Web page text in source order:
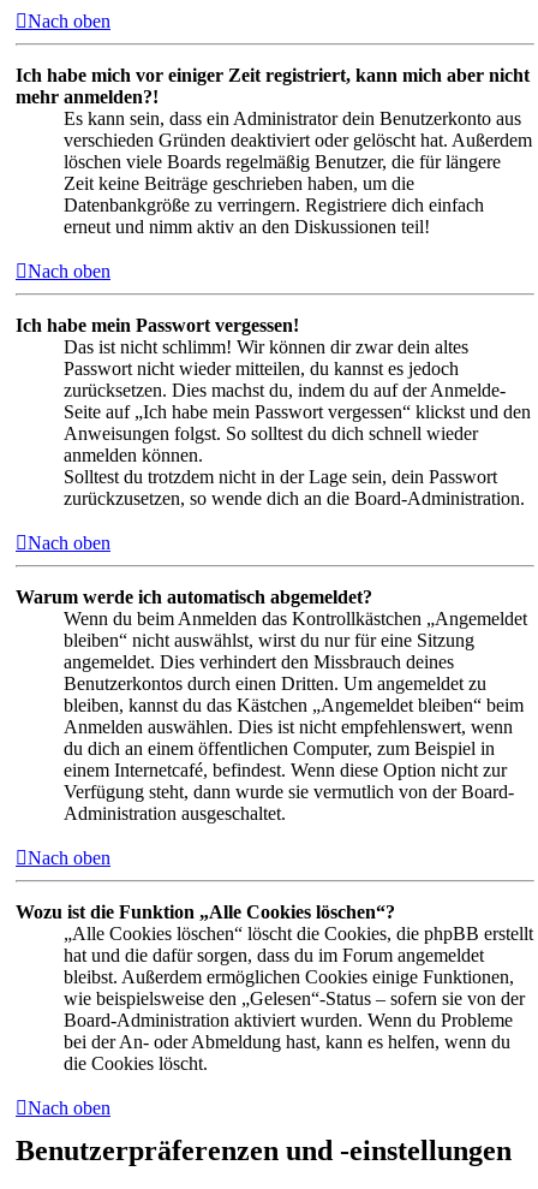
Nach oben
Ich habe mich vor einiger Zeit registriert, kann mich aber nicht
mehr anmelden?!
Es kann sein, dass ein Administrator dein Benutzerkonto aus
verschieden Gründen deaktiviert oder gelöscht hat. Außerdem
löschen viele Boards regelmäßig Benutzer, die für längere
Zeit keine Beiträge geschrieben haben, um die
Datenbankgröße zu verringern. Registriere dich einfach
erneut und nimm aktiv an den Diskussionen teil!
Nach oben
Ich habe mein Passwort vergessen!
Das ist nicht schlimm! Wir können dir zwar dein altes
Passwort nicht wieder mitteilen, du kannst es jedoch
zurücksetzen. Dies machst du, indem du auf der Anmelde-
Seite auf „Ich habe mein Passwort vergessen“ klickst und den
Anweisungen folgst. So solltest du dich schnell wieder
anmelden können.
Solltest du trotzdem nicht in der Lage sein, dein Passwort
zurückzusetzen, so wende dich an die Board-Administration.
Nach oben
Warum werde ich automatisch abgemeldet?
Wenn du beim Anmelden das Kontrollkästchen „Angemeldet
bleiben“ nicht auswählst, wirst du nur für eine Sitzung
angemeldet. Dies verhindert den Missbrauch deines
Benutzerkontos durch einen Dritten. Um angemeldet zu
bleiben, kannst du das Kästchen „Angemeldet bleiben“ beim
Anmelden auswählen. Dies ist nicht empfehlenswert, wenn
du dich an einem öffentlichen Computer, zum Beispiel in
einem Internetcafé, befindest. Wenn diese Option nicht zur
Verfügung steht, dann wurde sie vermutlich von der Board-
Administration ausgeschaltet.
Nach oben
Wozu ist die Funktion „Alle Cookies löschen“?
„Alle Cookies löschen“ löscht die Cookies, die phpBB erstellt
hat und die dafür sorgen, dass du im Forum angemeldet
bleibst. Außerdem ermöglichen Cookies einige Funktionen,
wie beispielsweise den „Gelesen“-Status – sofern sie von der
Board-Administration aktiviert wurden. Wenn du Probleme
bei der An- oder Abmeldung hast, kann es helfen, wenn du
die Cookies löscht.
Nach oben
Benutzerpräferenzen und -einstellungen